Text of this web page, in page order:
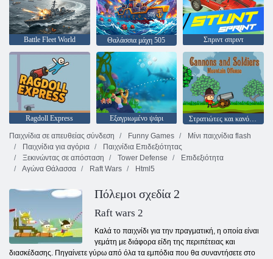
Battle Fleet World Θαλάσσια μάχη 505 Σπριντ σπριντ
Ragdoll Express Εξαγριωμένο ψάρι
Στρατιώτες και κανόνι: Βουνό επίθεση
Παιχνίδια σε απευθείας σύνδεση
Funny Games
Μίνι παιχνίδια flash
Παιχνίδια για αγόρια
Παιχνίδια Επιδεξιότητας
Ξεκινώντας σε απόσταση
Tower Defense
Επιδεξιότητα
Αγώνα Θάλασσα
Raft Wars Html5
Πόλεμοι σχεδία 2
Raft wars 2
Καλά το παιχνίδι για την πραγματική, η οποία είναι
γεμάτη με διάφορα είδη της περιπέτειας και
διασκέδασης. Πηγαίνετε γύρω από όλα τα εμπόδια που θα συναντήσετε στο